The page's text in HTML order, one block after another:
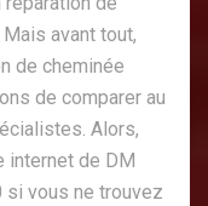
avant tout,
de cheminée
de comparer au
Alors,
internet de DM
si vous ne trouvez